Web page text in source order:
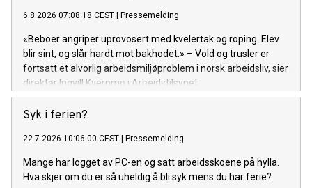
6.8.2026 07:08:18 CEST | Pressemelding
«Beboer angriper uprovosert med kvelertak og roping. Elev
blir sint, og slår hardt mot bakhodet.» – Vold og trusler er
fortsatt et alvorlig arbeidsmiljøproblem i norsk arbeidsliv, sier
direktør Ingvill Kvernmo i Arbeidstilsynet.
Syk i ferien?
22.7.2026 10:06:00 CEST | Pressemelding
Mange har logget av PC-en og satt arbeidsskoene på hylla.
Hva skjer om du er så uheldig å bli syk mens du har ferie?